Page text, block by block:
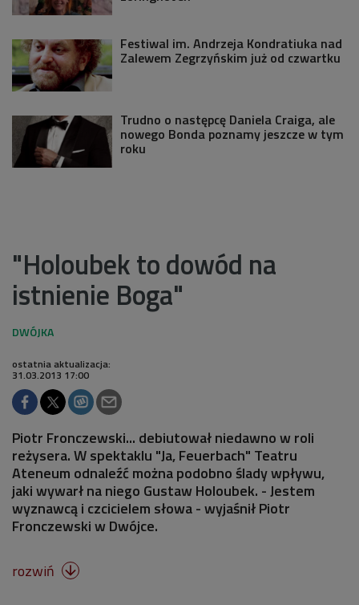
Festiwal im. Andrzeja Kondratiuka nad
Zalewem Zegrzyńskim już od czwartku
Trudno o następcę Daniela Craiga, ale
nowego Bonda poznamy jeszcze w tym
roku
"Holoubek to dowód na
istnienie Boga"
ostatnia aktualizacja:
31.03.2013 17:00
Piotr Fronczewski... debiutował niedawno w roli
reżysera. W spektaklu "Ja, Feuerbach" Teatru
Ateneum odnaleźć można podobno ślady wpływu,
jaki wywarł na niego Gustaw Holoubek. - Jestem
wyznawcą i czcicielem słowa - wyjaśnił Piotr
Fronczewski w Dwójce.
rozwiń 